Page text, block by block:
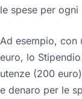
le spese per
Ad esempio, con
euro, lo
utenze (200
e denaro per le